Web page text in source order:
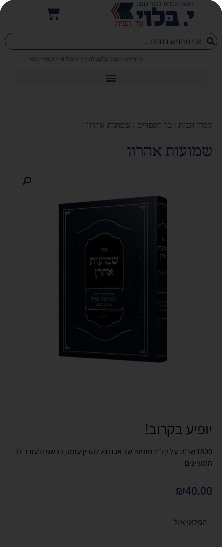
להורדת הקטלוגלקטלוג הדיגיטליאודותצור קשר
עמוד הבית/ כל הספרים / שמועות אהרון
שמועות אהרון
יופיע בקרוב!
1500 שו"ת על קל"ז סוגיות של אגדתא להבין עומק הפשט ולעורר לב
המעיינים
₪40.00
המלאי אזל